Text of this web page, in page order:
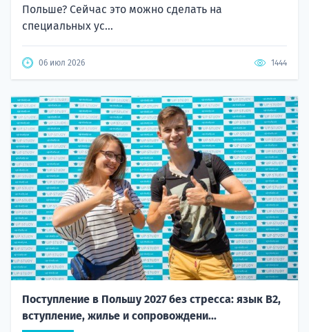
Польше? Сейчас это можно сделать на
специальных ус...
06 июл 2026 1444
Поступление в Польшу 2027 без стресса: язык B2,
вступление, жилье и сопровождени...